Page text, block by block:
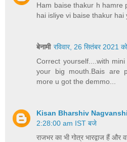
Ham baise thakur h hamre
hai isliye vi baise thakur hai
बेनामी रविवार, 26 सितंबर 2021
Correct yourself....with
your big mouth.Bais are
more u got the demmo...
Kisan Bharshiv Nagvanshi
2:28:00 am IST बजे
राजभर का भी गोत्र भारद्वाज हैं और